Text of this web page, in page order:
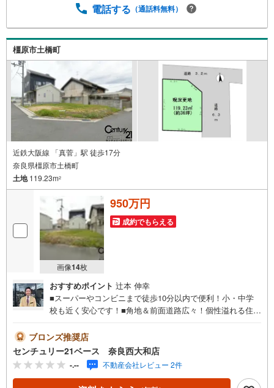
料をもらう」「見学予約をする」からエントリーくださ
せください。-----------------------------
電話する （通話料無料）
橿原市土橋町
近鉄大阪線 「真菅」駅 徒歩17分
奈良県橿原市土橋町
土地119.23m2
画像14枚
950万円
成約でもらえる
おすすめポイント 辻本 伸幸
■スーパーやコンビニまで徒歩10分以内で便利！小・中学
校も近く安心です！■角地＆前面道路広々！個性溢れる住ま
◇・水曜日も休まず営業中！・お仕事終わりのお時間でも
ご見学可！・今から見たい！というお声にもご対応できま
す！◇住宅ローンもお任せください！◇・提携銀行多数あ
り（地方銀行・都市銀行・信用金庫etc）・優遇後適用金利
0.875％～（審査内容により異なります）--- ◇◇ Yahoo！
ブロンズ推奨店
センチュリー21ベース 奈良西大和店
-.-- 不動産会社レビュー 2件